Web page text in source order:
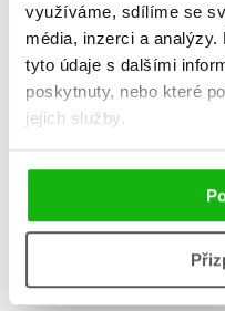
využíváme, sdílíme se
média, inzerci a analýzy.
tyto údaje s dalšími
poskytnuty, nebo které
jejich služby.
319 Kč399 Kč
Do košíku